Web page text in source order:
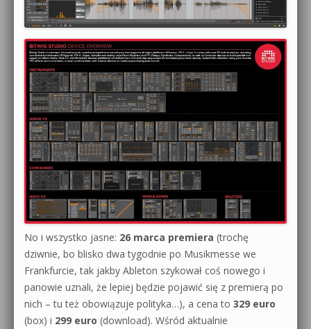
No i wszystko jasne: 26 marca premiera (trochę
dziwnie, bo blisko dwa tygodnie po Musikmesse we
Frankfurcie, tak jakby Ableton szykował coś nowego i
panowie uznali, że lepiej będzie pojawić się z premierą po
nich – tu też obowiązuje polityka…), a cena to 329 euro
(box) i 299 euro (download). Wśród aktualnie